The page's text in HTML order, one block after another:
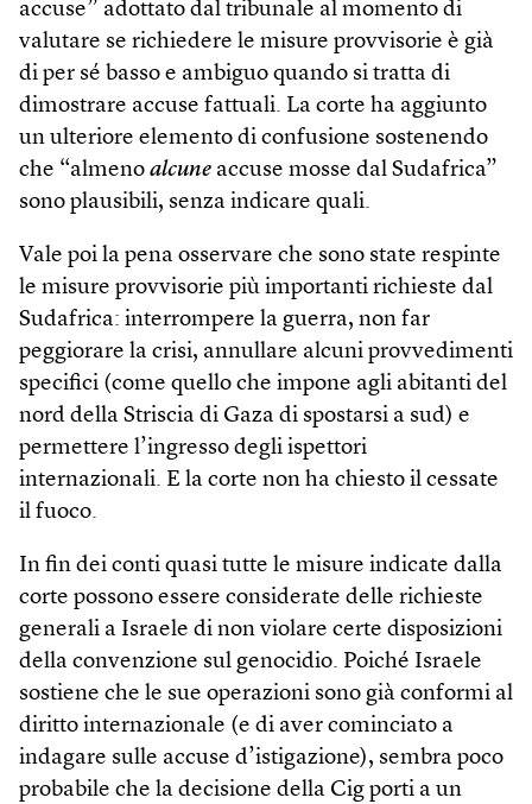
accuse” adottato dal tribunale al momento di
valutare se richiedere le misure provvisorie è già
di per sé basso e ambiguo quando si tratta di
dimostrare accuse fattuali. La corte ha aggiunto
un ulteriore elemento di confusione sostenendo
che “almeno alcune accuse mosse dal Sudafrica”
sono plausibili, senza indicare quali.
Vale poi la pena osservare che sono state respinte
le misure provvisorie più importanti richieste dal
Sudafrica: interrompere la guerra, non far
peggiorare la crisi, annullare alcuni provvedimenti
specifici (come quello che impone agli abitanti del
nord della Striscia di Gaza di spostarsi a sud) e
permettere l’ingresso degli ispettori
internazionali. E la corte non ha chiesto il cessate
il fuoco.
In fin dei conti quasi tutte le misure indicate dalla
corte possono essere considerate delle richieste
generali a Israele di non violare certe disposizioni
della convenzione sul genocidio. Poiché Israele
sostiene che le sue operazioni sono già conformi al
diritto internazionale (e di aver cominciato a
indagare sulle accuse d’istigazione), sembra poco
probabile che la decisione della Cig porti a un